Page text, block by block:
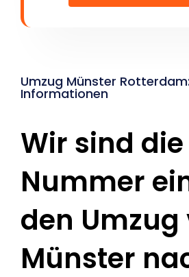
Umzug Münster
Informationen
Wir sind die
Nummer
den Umzug
Münster